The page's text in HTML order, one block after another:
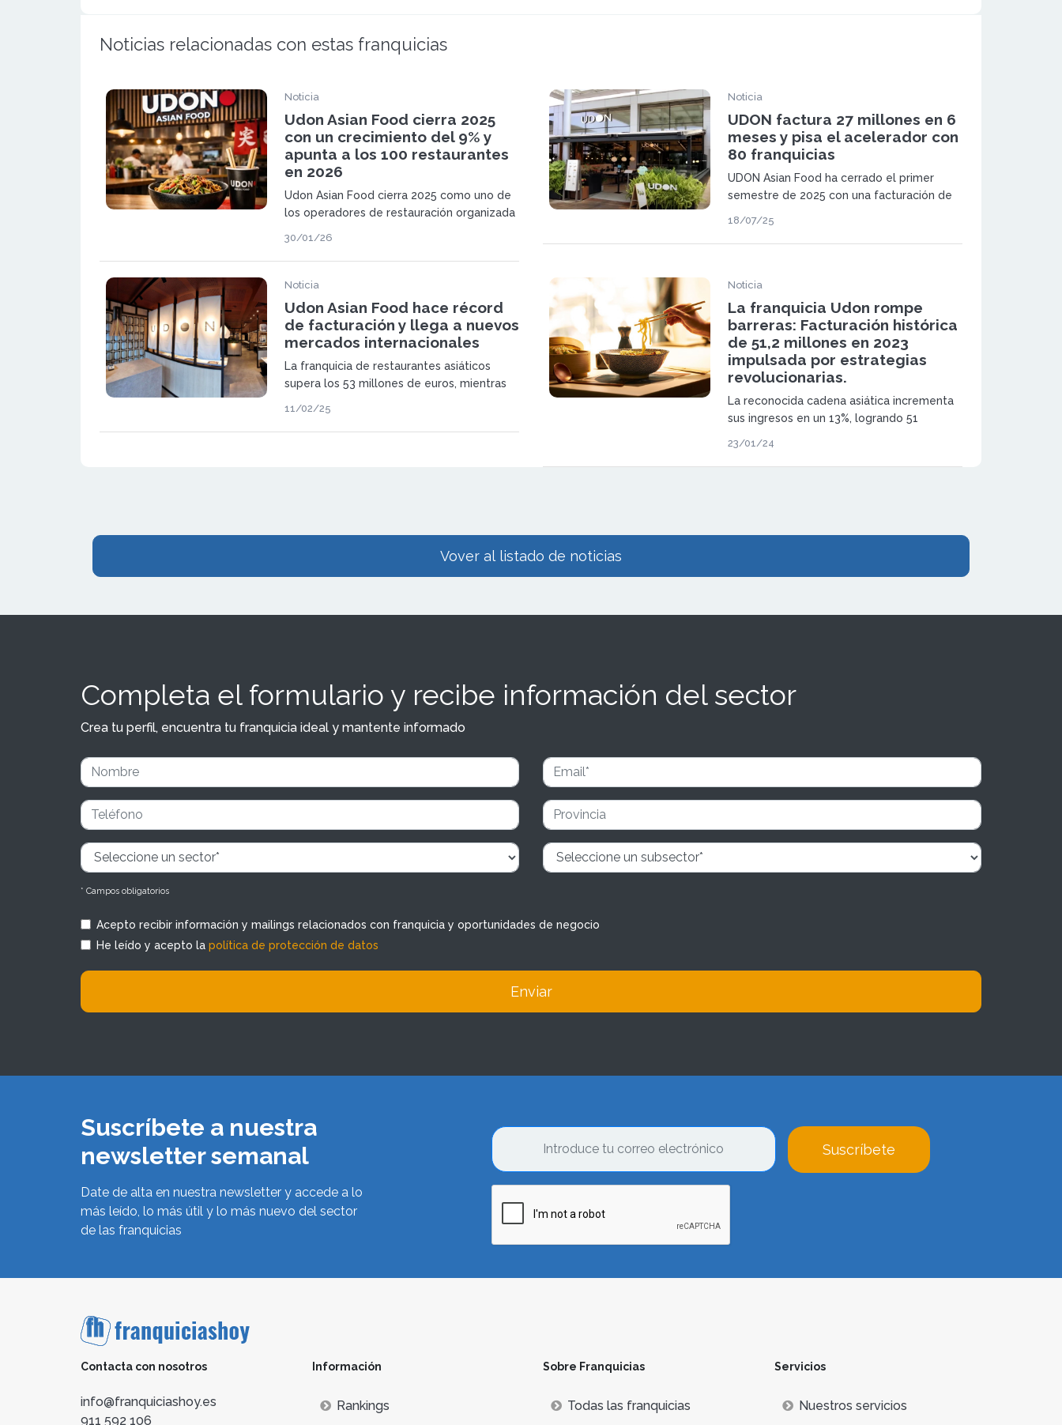
Noticias relacionadas con estas franquicias
Noticia
Udon Asian Food cierra 2025
con un crecimiento del 9% y
apunta a los 100 restaurantes
en 2026
Udon Asian Food cierra 2025 como uno de
los operadores de restauración organizada
compañía especializada en cocina asiática
ha alcanzado una facturación de 57,6
millones de euros.
30/01/26
Noticia
UDON factura 27 millones en 6
meses y pisa el acelerador con
80 franquicias
UDON Asian Food ha cerrado el primer
semestre de 2025 con una facturación de
nuevos proyectos internacionales.
18/07/25
Noticia
Udon Asian Food hace récord
de facturación y llega a nuevos
mercados internacionales
La franquicia de restaurantes asiáticos
supera los 53 millones de euros, mientras
internacional, desembarcando en Chile y
Ecuador
11/02/25
Noticia
La franquicia Udon rompe
barreras: Facturación histórica
de 51,2 millones en 2023
impulsada por estrategias
revolucionarias.
La reconocida cadena asiática incrementa
sus ingresos en un 13%, logrando 51
alcanzar los 55 millones en 2024.
23/01/24
Vover al listado de noticias
Completa el formulario y recibe información del sector
Crea tu perfil, encuentra tu franquicia ideal y mantente informado
* Campos obligatorios
Acepto recibir información y mailings relacionados con franquicia y oportunidades de negocio
He leído y acepto la política de protección de datos
Enviar
Suscríbete a nuestra
newsletter semanal
Date de alta en nuestra newsletter y accede a lo
más leído, lo más útil y lo más nuevo del sector
de las franquicias
Suscríbete
Contacta con nosotros
info@franquiciashoy.es
911 592 106
Información
Rankings
Sobre Franquicias
Todas las franquicias
Servicios
Nuestros servicios